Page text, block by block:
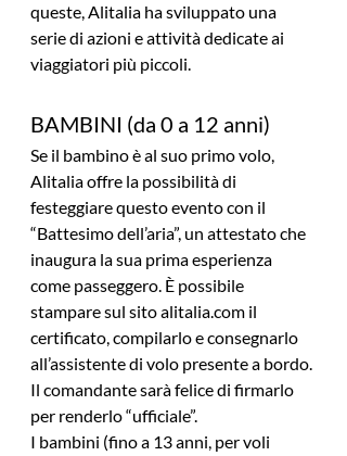
queste, Alitalia ha sviluppato una
serie di azioni e attività dedicate ai
viaggiatori più piccoli.
BAMBINI (da 0 a 12 anni)
Se il bambino è al suo primo volo,
Alitalia offre la possibilità di
festeggiare questo evento con il
“Battesimo dell’aria”, un attestato che
inaugura la sua prima esperienza
come passeggero. È possibile
stampare sul sito alitalia.com il
certificato, compilarlo e consegnarlo
all’assistente di volo presente a bordo.
Il comandante sarà felice di firmarlo
per renderlo “ufficiale”.
I bambini (fino a 13 anni, per voli